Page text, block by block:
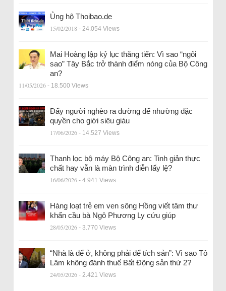
Ủng hộ Thoibao.de
15/02/2018 - 24.054 Views
Mai Hoàng lập kỷ lục thăng tiến: Vì sao “ngôi
sao” Tây Bắc trở thành điểm nóng của Bộ Công
an?
11/05/2026 - 18.500 Views
Đẩy người nghèo ra đường để nhường đặc
quyền cho giới siêu giàu
17/06/2026 - 14.527 Views
Thanh lọc bộ máy Bộ Công an: Tinh giản thực
chất hay vẫn là màn trình diễn lấy lệ?
16/06/2026 - 4.941 Views
Hàng loạt trẻ em ven sông Hồng viết tâm thư
khẩn cầu bà Ngô Phương Ly cứu giúp
28/05/2026 - 3.770 Views
“Nhà là để ở, không phải để tích sản”: Vì sao Tô
Lâm không đánh thuế Bất Động sản thứ 2?
24/05/2026 - 2.421 Views